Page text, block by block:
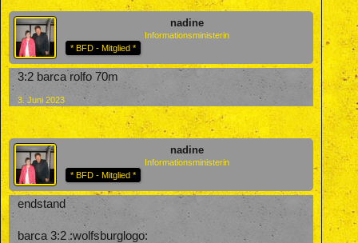
nadine
Informationsministerin
* BFD - Mitglied *
3:2 barca rolfo 70m
3. Juni 2023
nadine
Informationsministerin
* BFD - Mitglied *
endstand
barca 3:2 :wolfsburglogo: